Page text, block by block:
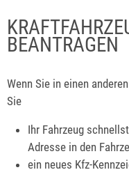
BEANTRAGEN
Wenn Sie in einen
Sie
Ihr Fahrzeug
Adresse in den
ein neues Kfz-